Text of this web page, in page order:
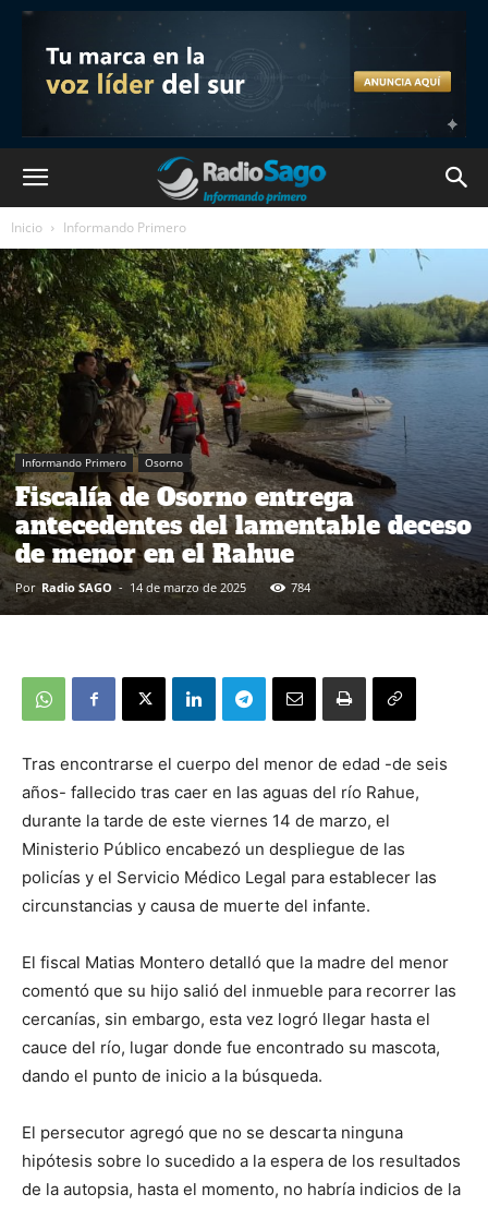
Inicio Informando Primero
Informando Primero Osorno
Fiscalía de Osorno entrega
antecedentes del lamentable deceso
de menor en el Rahue
Por Radio SAGO - 14 de marzo de 2025 784
Tras encontrarse el cuerpo del menor de edad -de seis
años- fallecido tras caer en las aguas del río Rahue,
durante la tarde de este viernes 14 de marzo, el
Ministerio Público encabezó un despliegue de las
policías y el Servicio Médico Legal para establecer las
circunstancias y causa de muerte del infante.
El fiscal Matias Montero detalló que la madre del menor
comentó que su hijo salió del inmueble para recorrer las
cercanías, sin embargo, esta vez logró llegar hasta el
cauce del río, lugar donde fue encontrado su mascota,
dando el punto de inicio a la búsqueda.
El persecutor agregó que no se descarta ninguna
hipótesis sobre lo sucedido a la espera de los resultados
de la autopsia, hasta el momento, no habría indicios de la